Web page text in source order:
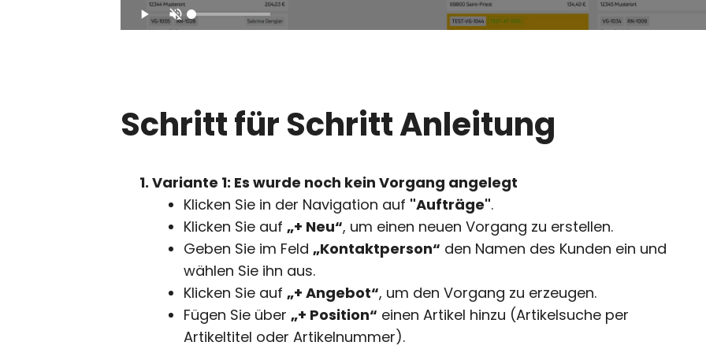
play_arrow volume_off
Variante 1: Es wurde noch kein Vorgang angelegt
Klicken Sie in der Navigation auf "Aufträge".
Klicken Sie auf „+ Neu“, um einen neuen Vorgang zu erstellen.
Geben Sie im Feld „Kontaktperson“ den Namen des Kunden ein und
wählen Sie ihn aus.
Klicken Sie auf „+ Angebot“, um den Vorgang zu erzeugen.
Fügen Sie über „+ Position“ einen Artikel hinzu (Artikelsuche per
Artikeltitel oder Artikelnummer).
Schritt für Schritt Anleitung